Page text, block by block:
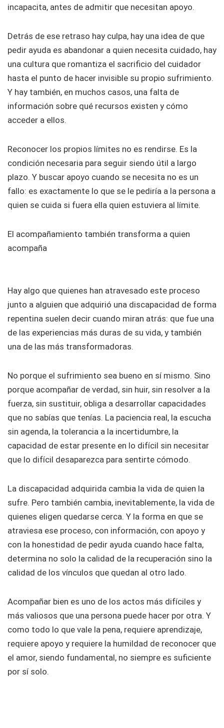
incapacita, antes de admitir que necesitan apoyo.
Detrás de ese retraso hay culpa, hay una idea de que
pedir ayuda es abandonar a quien necesita cuidado, hay
una cultura que romantiza el sacrificio del cuidador
hasta el punto de hacer invisible su propio sufrimiento.
Y hay también, en muchos casos, una falta de
información sobre qué recursos existen y cómo
acceder a ellos.
Reconocer los propios límites no es rendirse. Es la
condición necesaria para seguir siendo útil a largo
plazo. Y buscar apoyo cuando se necesita no es un
fallo: es exactamente lo que se le pediría a la persona a
quien se cuida si fuera ella quien estuviera al límite.
El acompañamiento también transforma a quien
acompaña
Hay algo que quienes han atravesado este proceso
junto a alguien que adquirió una discapacidad de forma
repentina suelen decir cuando miran atrás: que fue una
de las experiencias más duras de su vida, y también
una de las más transformadoras.
No porque el sufrimiento sea bueno en sí mismo. Sino
porque acompañar de verdad, sin huir, sin resolver a la
fuerza, sin sustituir, obliga a desarrollar capacidades
que no sabías que tenías. La paciencia real, la escucha
sin agenda, la tolerancia a la incertidumbre, la
capacidad de estar presente en lo difícil sin necesitar
que lo difícil desaparezca para sentirte cómodo.
La discapacidad adquirida cambia la vida de quien la
sufre. Pero también cambia, inevitablemente, la vida de
quienes eligen quedarse cerca. Y la forma en que se
atraviesa ese proceso, con información, con apoyo y
con la honestidad de pedir ayuda cuando hace falta,
determina no solo la calidad de la recuperación sino la
calidad de los vínculos que quedan al otro lado.
Acompañar bien es uno de los actos más difíciles y
más valiosos que una persona puede hacer por otra. Y
como todo lo que vale la pena, requiere aprendizaje,
requiere apoyo y requiere la humildad de reconocer que
el amor, siendo fundamental, no siempre es suficiente
por sí solo.